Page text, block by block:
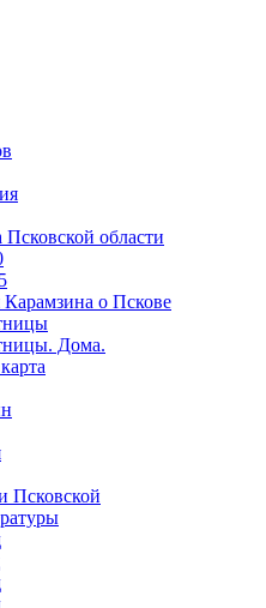
Псковской области
о Пскове
Дома.
Псковской